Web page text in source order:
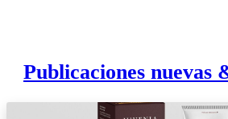
Publicaciones nuevas